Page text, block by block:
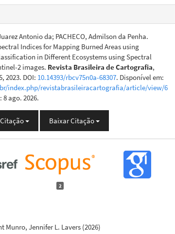
Antonio da; PACHECO, Admilson da Penha.
Indices for Mapping Burned Areas using
in Different Ecosystems using Spectral
2 images. Revista Brasileira de Cartografia,
2023. DOI: 10.14393/rbcv75n0a-68307. Disponível em:
index.php/revistabrasileiracartografia/article/view/6
8 ago. 2026.
Citação Baixar Citação
2
Munro, Jennifer L. Lavers (2026)